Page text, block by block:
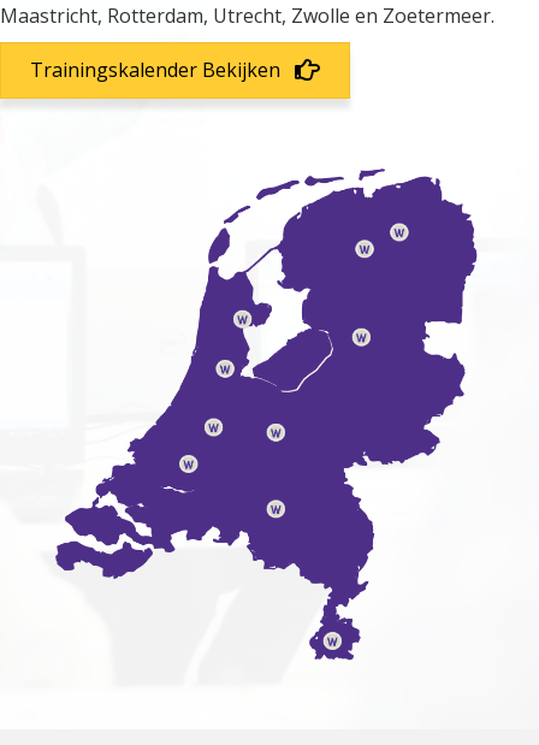
Maastricht, Rotterdam, Utrecht, Zwolle en Zoetermeer.
Trainingskalender Bekijken